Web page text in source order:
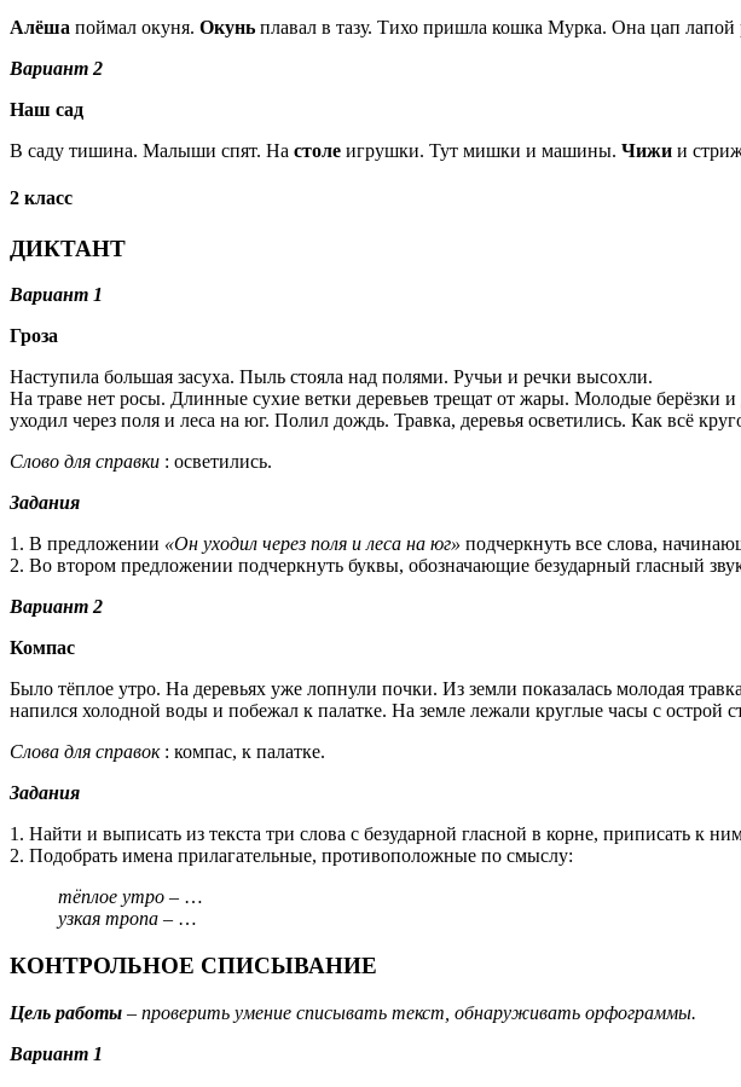
Алёша поймал окуня. Окунь плавал в тазу. Тихо пришла кошка Мурка. Она цап лапой
Вариант 2
Наш сад
В саду тишина. Малыши спят. На столе игрушки. Тут мишки и машины. Чижи и
2 класс
ДИКТАНТ
Вариант 1
Гроза
Наступила большая засуха. Пыль стояла над полями. Ручьи и речки высохли.
На траве нет росы. Длинные сухие ветки деревьев трещат от жары. Молодые
уходил через поля и леса на юг. Полил дождь. Травка, деревья осветились. Как всё
Слово для справки : осветились.
Задания
1. В предложении «Он уходил через поля и леса на юг» подчеркнуть все слова,
2. Во втором предложении подчеркнуть буквы, обозначающие безударный гласный
Вариант 2
Компас
Было тёплое утро. На деревьях уже лопнули почки. Из земли показалась молодая
напился холодной воды и побежал к палатке. На земле лежали круглые часы с острой
Слова для справок : компас, к палатке.
Задания
1. Найти и выписать из текста три слова с безударной гласной в корне, приписать к
2. Подобрать имена прилагательные, противоположные по смыслу:
тёплое утро – …
узкая тропа – …
КОНТРОЛЬНОЕ СПИСЫВАНИЕ
Цель работы – проверить умение списывать текст, обнаруживать орфограммы.
Вариант 1